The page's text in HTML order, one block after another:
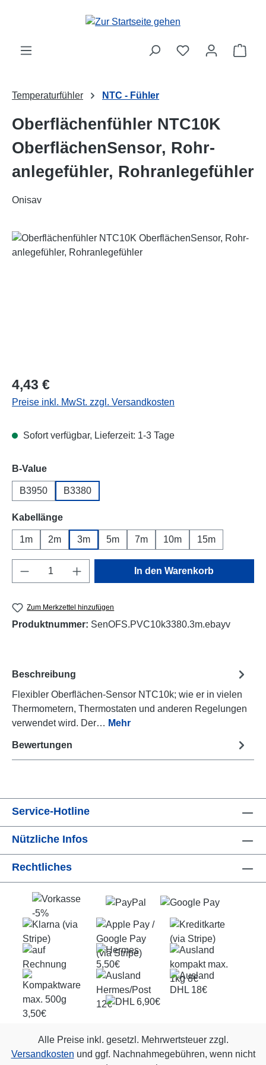
Zum Hauptinhalt springen
Temperaturfühler NTC - Fühler
Oberflächenfühler NTC10K
OberflächenSensor, Rohr-
anlegefühler, Rohranlegefühler
Onisav
Bildergalerie überspringen
Regulärer Preis:
4,43 €
Preise inkl. MwSt. zzgl. Versandkosten
Sofort verfügbar, Lieferzeit: 1-3 Tage
B-Valueauswählen
B3950 B3380
Kabellängeauswählen
1m 2m 3m 5m 7m 10m 15m
Produkt Anzahl: Gib den gewünschten
In den Warenkorb
Zum Merkzettel hinzufügen
Produktnummer: SenOFS.PVC10k3380.3m.ebayv
Beschreibung
Flexibler Oberflächen-Sensor NTC10k; wie er in vielen
Thermometern, Thermostaten und anderen Regelungen
verwendet wird. Der… Mehr
Bewertungen
Service-Hotline
Nützliche Infos
Rechtliches
Alle Preise inkl. gesetzl. Mehrwertsteuer zzgl.
Versandkosten und ggf. Nachnahmegebühren, wenn nicht